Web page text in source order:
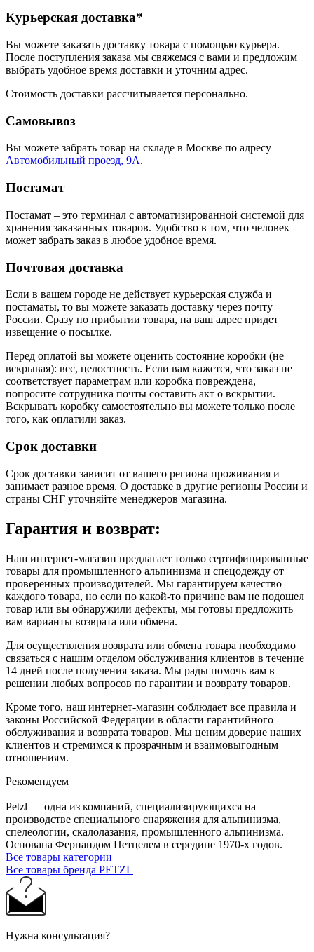
Курьерская доставка*
Вы можете заказать доставку товара с помощью курьера.
После поступления заказа мы свяжемся с вами и предложим
выбрать удобное время доставки и уточним адрес.
Стоимость доставки рассчитывается персонально.
Самовывоз
Вы можете забрать товар на складе в Москве по адресу
Автомобильный проезд, 9А.
Постамат
Постамат – это терминал с автоматизированной системой для
хранения заказанных товаров. Удобство в том, что человек
может забрать заказ в любое удобное время.
Почтовая доставка
Если в вашем городе не действует курьерская служба и
постаматы, то вы можете заказать доставку через почту
России. Сразу по прибытии товара, на ваш адрес придет
извещение о посылке.
Перед оплатой вы можете оценить состояние коробки (не
вскрывая): вес, целостность. Если вам кажется, что заказ не
соответствует параметрам или коробка повреждена,
попросите сотрудника почты составить акт о вскрытии.
Вскрывать коробку самостоятельно вы можете только после
того, как оплатили заказ.
Срок доставки
Срок доставки зависит от вашего региона проживания и
занимает разное время. О доставке в другие регионы России и
страны СНГ уточняйте менеджеров магазина.
Гарантия и возврат:
Наш интернет-магазин предлагает только сертифицированные
товары для промышленного альпинизма и спецодежду от
проверенных производителей. Мы гарантируем качество
каждого товара, но если по какой-то причине вам не подошел
товар или вы обнаружили дефекты, мы готовы предложить
вам варианты возврата или обмена.
Для осуществления возврата или обмена товара необходимо
связаться с нашим отделом обслуживания клиентов в течение
14 дней после получения заказа. Мы рады помочь вам в
решении любых вопросов по гарантии и возврату товаров.
Кроме того, наш интернет-магазин соблюдает все правила и
законы Российской Федерации в области гарантийного
обслуживания и возврата товаров. Мы ценим доверие наших
клиентов и стремимся к прозрачным и взаимовыгодным
отношениям.
Рекомендуем
Petzl — одна из компаний, специализирующихся на
производстве специального снаряжения для альпинизма,
спелеологии, скалолазания, промышленного альпинизма.
Основана Фернандом Петцелем в середине 1970-х годов.
Все товары категории
Все товары бренда PETZL
Нужна консультация?